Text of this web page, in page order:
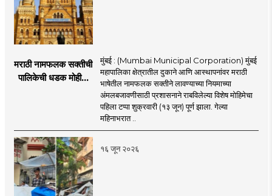
मराठी नामफलक सक्तीची
पालिकेची धडक मोहीम;
मुंबई : (Mumbai Municipal Corporation) मुंबई
महापालिका क्षेत्रातील दुकाने आणि आस्थापनांवर मराठी
भाषेतील नामफलक सक्तीने लावण्याच्या नियमाच्या
अंमलबजावणीसाठी प्रशासनाने राबविलेल्या विशेष मोहिमेचा
पहिला टप्पा शुक्रवारी (१३ जून) पूर्ण झाला. गेल्या
महिनाभरात ..
१६ जून २०२६